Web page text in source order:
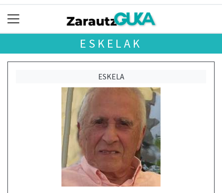
ESKELAK
ESKELA